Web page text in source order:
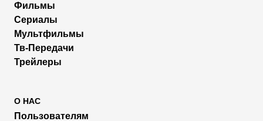
Фильмы
Сериалы
Мультфильмы
Тв-Передачи
Трейлеры
О НАС
Пользователям